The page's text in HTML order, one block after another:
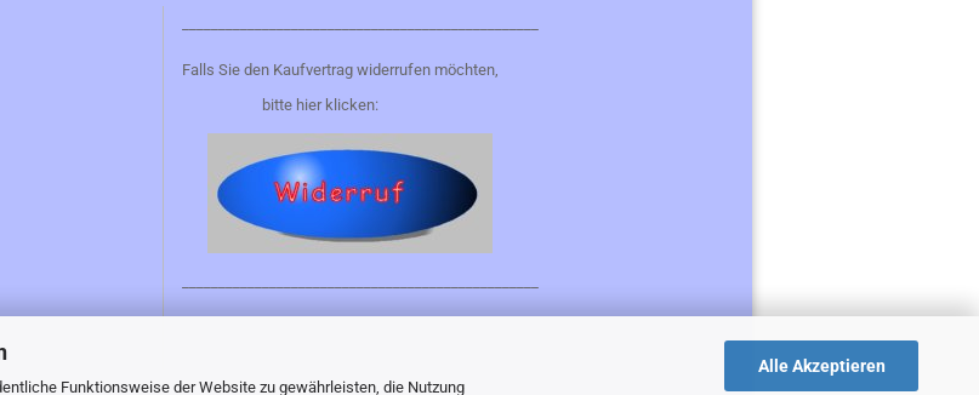
Funktionsweise der Website zu gewährleisten, die Nutzung
Alle Akzeptieren
Falls Sie den Kaufvertrag widerrufen möchten,
bitte hier klicken: